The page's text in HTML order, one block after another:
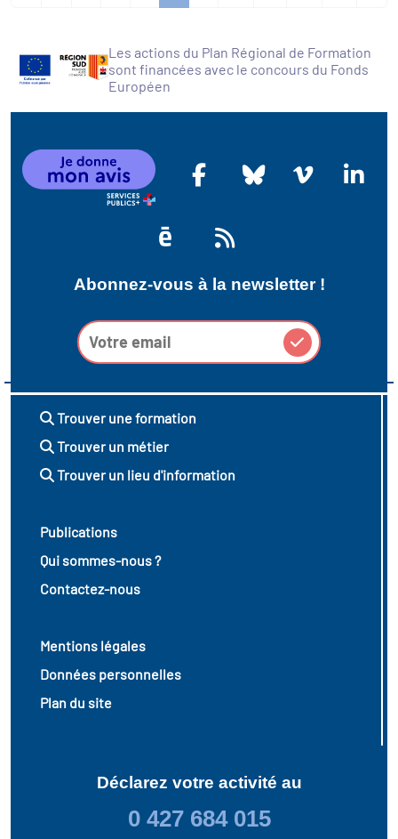
Les actions du Plan Régional de Formation
sont financées avec le concours du Fonds
Européen
Abonnez-vous à la newsletter !
Trouver une formation
Trouver un métier
Trouver un lieu d'information
Publications
Qui sommes-nous ?
Contactez-nous
Mentions légales
Données personnelles
Plan du site
Déclarez votre activité au
0 427 684 015